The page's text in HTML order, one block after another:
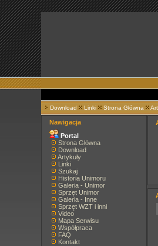
Download Linki Strona Główna
Nawigacja
Portal
Strona Główna
Download
Artykuły
Linki
Szukaj
Historia Unimoru
Galeria - Unimor
Sprzęt Unimor
Galeria - Inne
Sprzęt WZT i inni
Video
Mapa Serwisu
Współpraca
FAQ
Kontakt